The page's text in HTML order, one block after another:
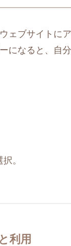
ェブサイトに
になると、自
。
利用